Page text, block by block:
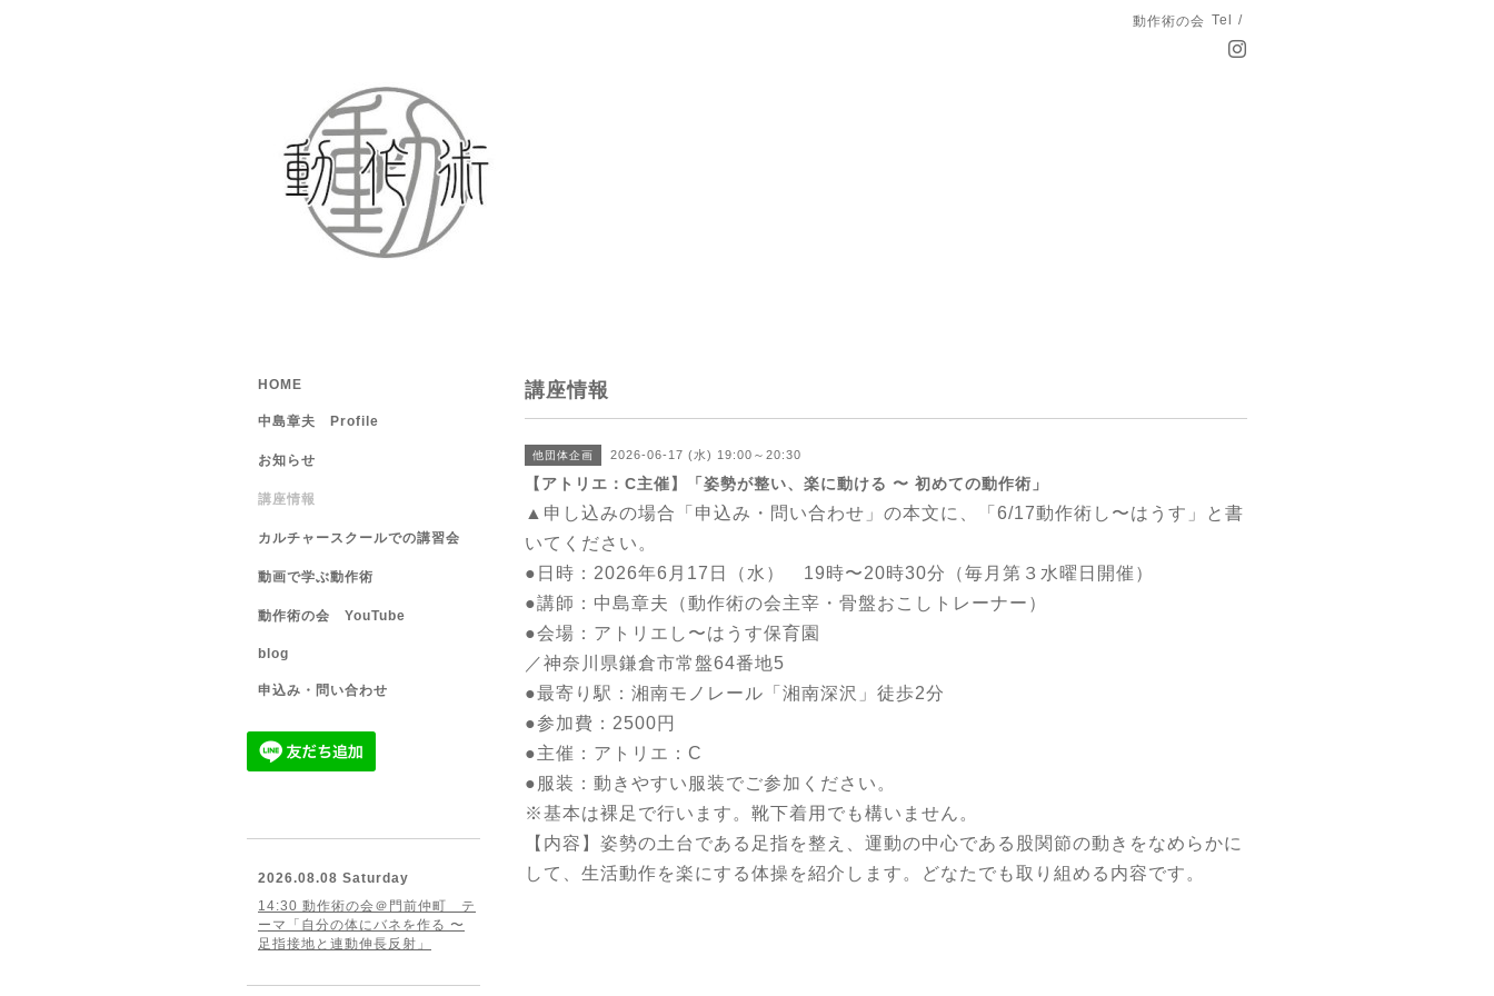
動作術の会 Tel /
講座情報
他団体企画 2026-06-17 (水) 19:00～20:30
【アトリエ：C主催】「姿勢が整い、楽に動ける 〜 初めての動作術」
▲申し込みの場合 「申込み・問い合わせ」 の本文に、「6/17動作術し〜はうす」と書
いてください。
●日時：2026年6月17日（水） 19時〜20時30分（毎月第３水曜日開催）
●講師：中島章夫（動作術の会主宰・骨盤おこしトレーナー）
●会場：アトリエし〜はうす保育園
／神奈川県鎌倉市常盤64番地5
●最寄り駅：湘南モノレール「湘南深沢」徒歩2分
●参加費：2500円
●主催：アトリエ：C
●服装：動きやすい服装でご参加ください。
※基本は裸足で行います。靴下着用でも構いません。
【内容】姿勢の土台である足指を整え、運動の中心である股関節の動きをなめらかに
して、生活動作を楽にする体操を紹介します。どなたでも取り組める内容です。
HOME
中島章夫 Profile
お知らせ
講座情報
カルチャースクールでの講習会
動画で学ぶ動作術
動作術の会 YouTube
blog
申込み・問い合わせ
2026.08.08 Saturday
14:30 動作術の会＠門前仲町 テ
ーマ「自分の体にバネを作る 〜
足指接地と連動伸長反射」